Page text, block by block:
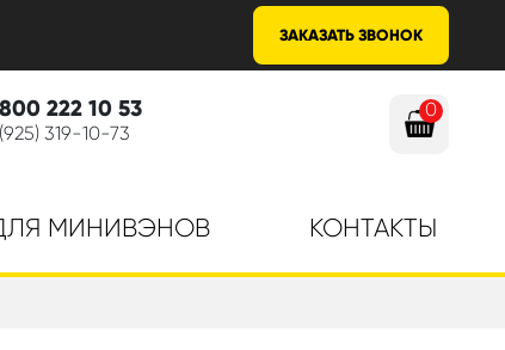
ЗАКАЗАТЬ ЗВОНОК
222 10 53
319-10-73
0
МИНИВЭНОВ КОНТАКТЫ